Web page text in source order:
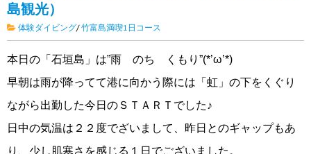
島観光）
体験ダイビング/ 竹富島満喫1日コース
本日の「石垣島」は”雨 のち くもり”(*’ω’*)
早朝は雨が降ってて港に向かう際には「虹」の下をくぐり
ながら出勤した今日のＳＴＡＲＴでした♪
日中の気温は２２度でざいまして、昨日とのギャップもあ
り、少し肌寒さを感じる１日でございました。